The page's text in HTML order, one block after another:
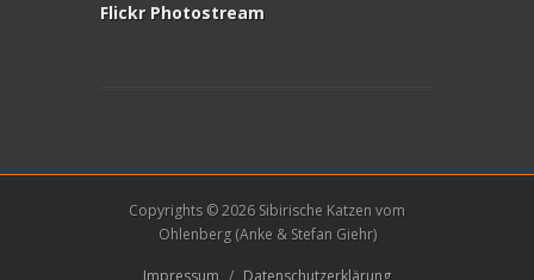
Flickr Photostream
Copyrights © 2026 Sibirische Katzen vom
Ohlenberg (Anke & Stefan Giehr)